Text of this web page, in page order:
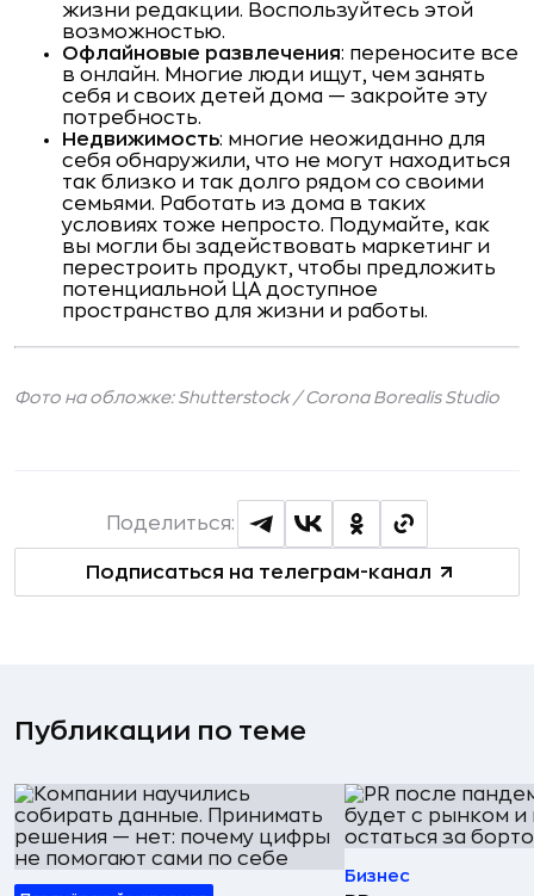
жизни редакции. Воспользуйтесь этой
возможностью.
Офлайновые развлечения: переносите все
в онлайн. Многие люди ищут, чем занять
себя и своих детей дома — закройте эту
потребность.
Недвижимость: многие неожиданно для
себя обнаружили, что не могут находиться
так близко и так долго рядом со своими
семьями. Работать из дома в таких
условиях тоже непросто. Подумайте, как
вы могли бы задействовать маркетинг и
перестроить продукт, чтобы предложить
потенциальной ЦА доступное
пространство для жизни и работы.
Фото на обложке: Shutterstock /Corona Borealis Studio
Подписаться на телеграм-канал
Поделиться:
Публикации по теме
Бизнес